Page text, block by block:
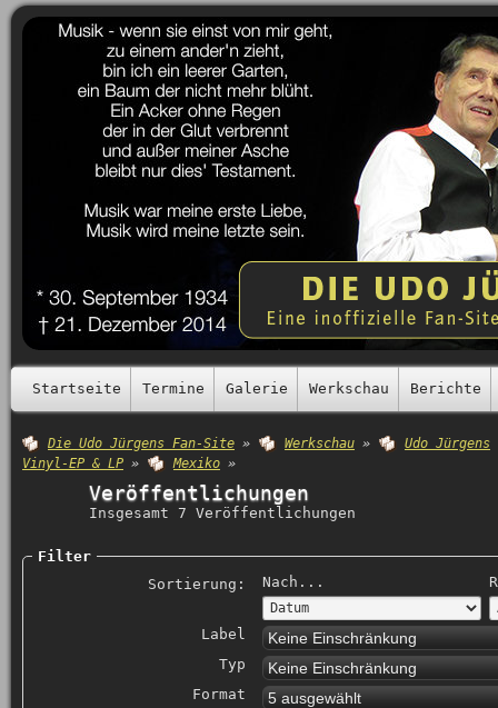
Startseite Termine Galerie Werkschau Berichte
Die Udo Jürgens Fan-Site » Werkschau » Udo Jürgens
Vinyl-EP & LP » Mexiko »
Veröffentlichungen
Insgesamt 7 Veröffentlichungen
Filter
Sortierung:
Nach...
Label Keine Einschränkung
Typ Keine Einschränkung
Format 5 ausgewählt